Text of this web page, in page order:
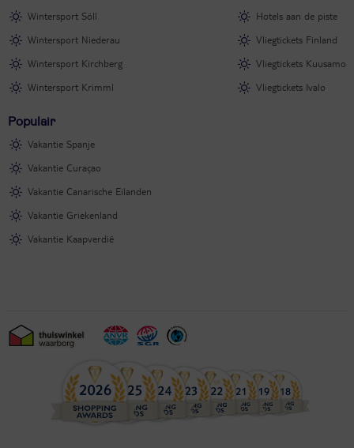
Wintersport Söll
Wintersport Niederau
Wintersport Kirchberg
Wintersport Krimml
Hotels aan de piste
Vliegtickets Finland
Vliegtickets Kuusamo
Vliegtickets Ivalo
Populair
Vakantie Spanje
Vakantie Curaçao
Vakantie Canarische Eilanden
Vakantie Griekenland
Vakantie Kaapverdië